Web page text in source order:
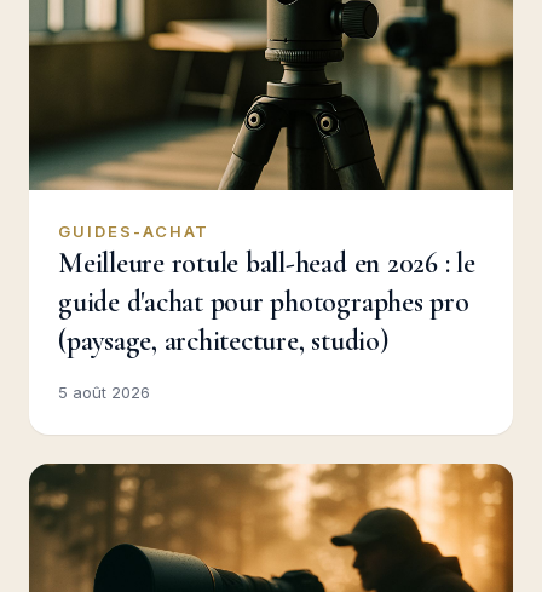
GUIDES-ACHAT
Meilleure rotule ball-head en 2026 : le
guide d'achat pour photographes pro
(paysage, architecture, studio)
5 août 2026